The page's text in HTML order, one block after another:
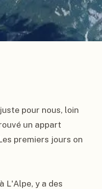
pour nous, loin
un appart
premiers jours on
L'Alpe, y a des